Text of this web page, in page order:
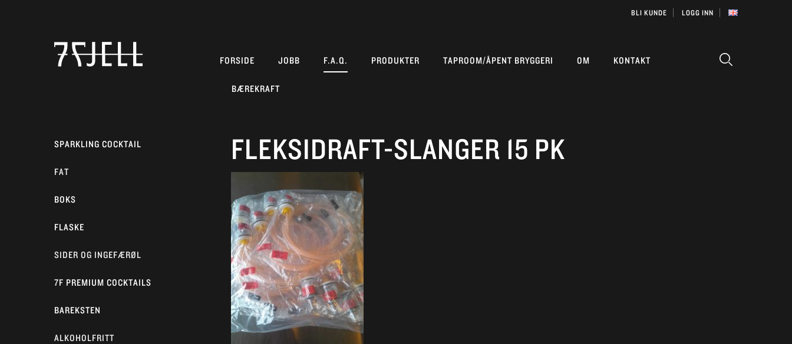
BLI KUNDE LOGG INN
FORSIDE JOBB F.A.Q. PRODUKTER TAPROOM/ÅPENT BRYGGERI OM KONTAKT
BÆREKRAFT
FLEKSIDRAFT-SLANGER 15 PK
SPARKLING COCKTAIL
FAT
BOKS
FLASKE
SIDER OG INGEFÆRØL
7F PREMIUM COCKTAILS
BAREKSTEN
ALKOHOLFRITT